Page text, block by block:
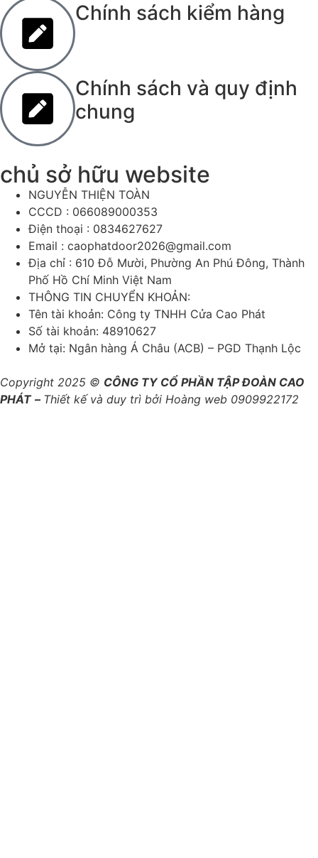
Chính sách kiểm hàng
Chính sách và quy định
chung
chủ sở hữu website
NGUYỄN THIỆN TOÀN
CCCD : 066089000353
Điện thoại : 0834627627
Email : caophatdoor2026@gmail.com
Địa chỉ : 610 Đỗ Mười, Phường An Phú Đông, Thành
Phố Hồ Chí Minh Việt Nam
THÔNG TIN CHUYỂN KHOẢN:
Tên tài khoản: Công ty TNHH Cửa Cao Phát
Số tài khoản: 48910627
Mở tại: Ngân hàng Á Châu (ACB) – PGD Thạnh Lộc
Copyright 2025 © CÔNG TY CỔ PHẦN TẬP ĐOÀN CAO
PHÁT – Thiết kế và duy trì bởi Hoàng web 0909922172